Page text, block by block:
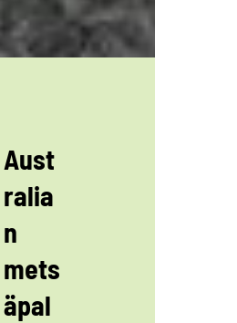
Aust
ralia
n
mets
äpal